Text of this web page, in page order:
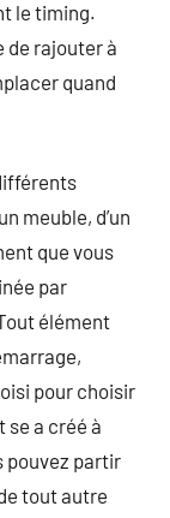
le timing.
de rajouter à
quand
meuble, d’un
que vous
par
élément
pour choisir
se a créé à
pouvez partir
tout autre